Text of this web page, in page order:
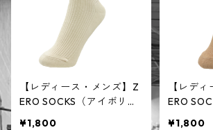
【レディース・メンズ】Z
ERO SOCKS（アイボリ
¥1,800
【レデ
ERO
¥1,800